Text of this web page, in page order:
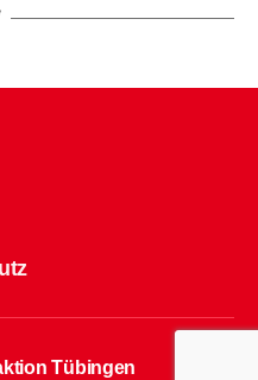
Tübingen